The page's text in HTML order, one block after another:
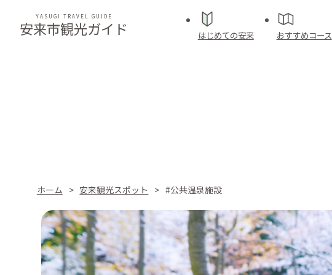
安来市観光ガイド
YASUGI TRAVEL GUIDE
はじめての安来 おすすめコース
ホーム 安来観光スポット #公共温泉施設